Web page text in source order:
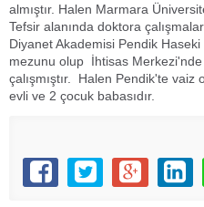
almıştır. Halen Marmara
Tefsir alanında doktora
Diyanet Akademisi Pendik
mezunu olup İhtisas Merkezi'nde
çalışmıştır. Halen Pendik'te vaiz
evli ve 2 çocuk babasıdır.